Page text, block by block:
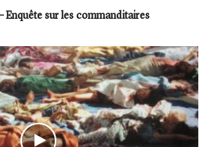
Enquête sur les commanditaires